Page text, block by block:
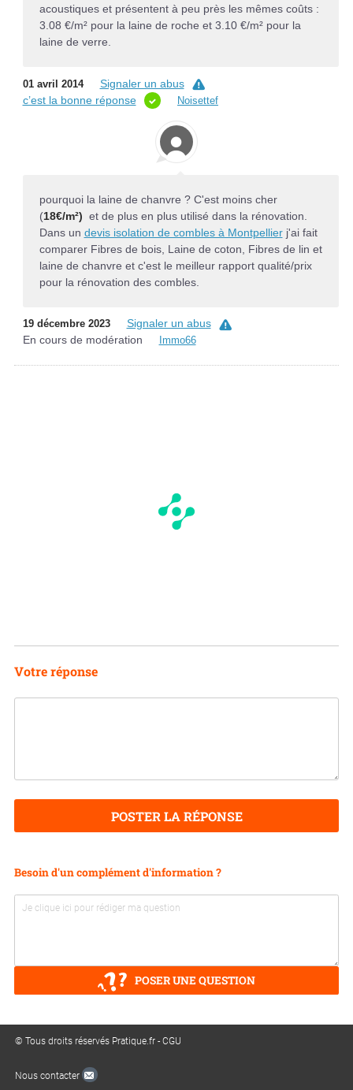
acoustiques et présentent à peu près les mêmes coûts :
3.08 €/m² pour la laine de roche et 3.10 €/m² pour la
laine de verre.
01 avril 2014
Signaler un abus
c’est la bonne réponse
Noisettef
pourquoi la laine de chanvre ? C'est moins cher
(18€/m²) et de plus en plus utilisé dans la rénovation.
Dans un devis isolation de combles à Montpellierj'ai fait
comparer Fibres de bois, Laine de coton, Fibres de lin et
laine de chanvre et c'est le meilleur rapport qualité/prix
pour la rénovation des combles.
19 décembre 2023
Signaler un abus
En cours de modération
Immo66
Votre réponse
POSTER LA RÉPONSE
Besoin d'un complément d'information ?
POSER UNE QUESTION
© Tous droits réservés Pratique.fr -CGU
Nous contacter